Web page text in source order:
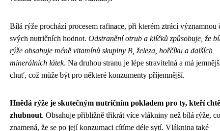
Bílá rýže prochází procesem rafinace, při kterém ztrácí významnou
svých nutričních hodnot. Odstranění otrub a klíčků způsobuje, že
rýže obsahuje méně vitamínů skupiny B, železa, hořčíku a dalších
minerálních látek. Na druhou stranu je lépe stravitelná a má
chuť, což může být pro některé konzumenty příjemnější.
Hnědá rýže je skutečným nutričním pokladem pro ty, kteří
zhubnout. Obsahuje přibližně třikrát více vlákniny než bílá rýže,
znamená, že se po její konzumaci cítíme déle sytí. Vláknina také